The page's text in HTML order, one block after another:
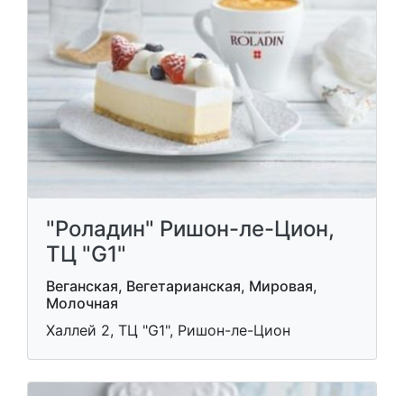
"Роладин" Ришон-ле-Цион,
ТЦ "G1"
Веганская, Вегетарианская, Мировая,
Молочная
Халлей 2, ТЦ "G1", Ришон-ле-Цион